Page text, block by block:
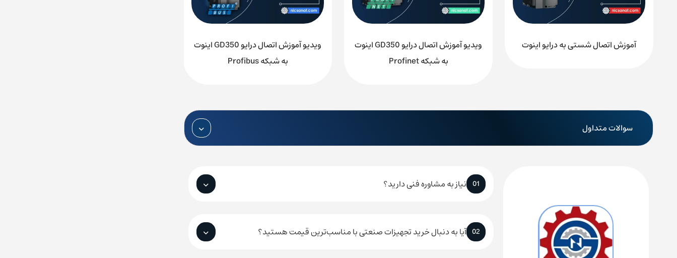
آموزش اتصال شستی به درایو اینوت
ویدیو آموزش اتصال درایو GD350 اینوت
به شبکه Profinet
ویدیو آموزش اتصال درایو GD350 اینوت
به شبکه Profibus
سوالات متداول
01 نیاز به مشاوره فنی دارید؟
02 آیا به دنبال خرید تجهیزات صنعتی با مناسب‌ترین قیمت هستید؟